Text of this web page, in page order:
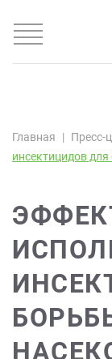
Главная Пресс-
инсектицидов